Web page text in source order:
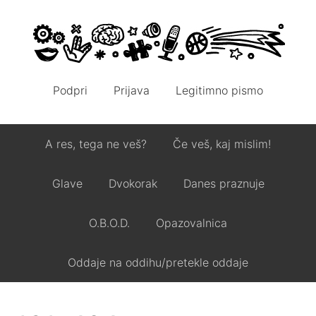
Podpri Prijava Legitimno pismo
A res, tega ne veš? Če veš, kaj mislim!
Glave Dvokorak Danes praznuje
O.B.O.D. Opazovalnica
Oddaje na oddihu/pretekle oddaje